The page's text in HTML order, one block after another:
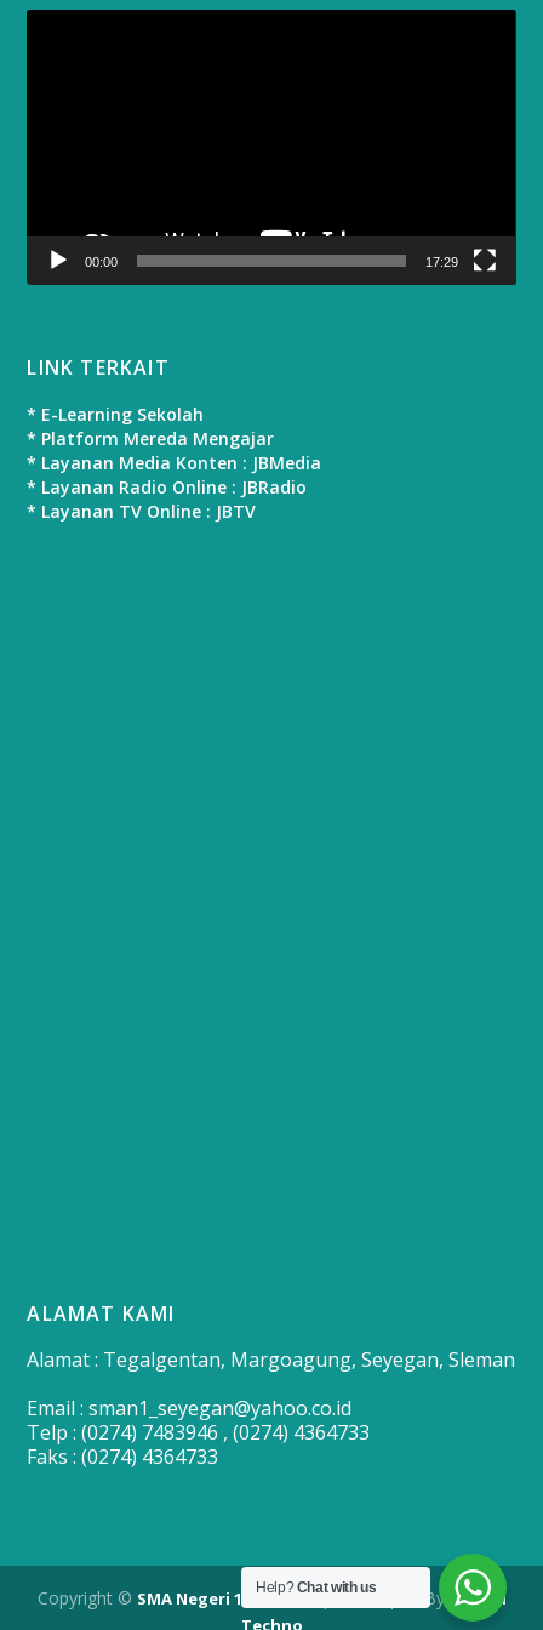
00:00 17:29
LINK TERKAIT
* E-Learning Sekolah
* Platform Mereda Mengajar
* Layanan Media Konten : JBMedia
* Layanan Radio Online : JBRadio
* Layanan TV Online : JBTV
ALAMAT KAMI
Alamat : Tegalgentan, Margoagung, Seyegan, Sleman
Email : sman1_seyegan@yahoo.co.id
Telp : (0274) 7483946 , (0274) 4364733
Faks : (0274) 4364733
Copyright © SMA Negeri 1 Seyegan| Developed By Merapi
Techno
Help?Chat with us